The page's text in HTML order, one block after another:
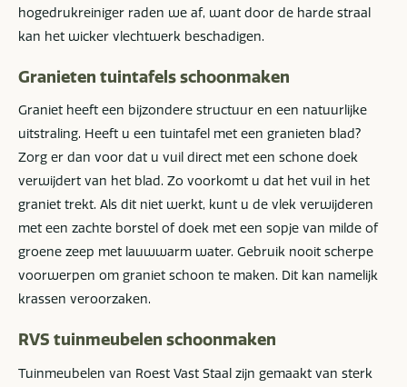
hogedrukreiniger raden we af, want door de harde straal
kan het wicker vlechtwerk beschadigen.
Granieten tuintafels schoonmaken
Graniet heeft een bijzondere structuur en een natuurlijke
uitstraling. Heeft u een tuintafel met een granieten blad?
Zorg er dan voor dat u vuil direct met een schone doek
verwijdert van het blad. Zo voorkomt u dat het vuil in het
graniet trekt. Als dit niet werkt, kunt u de vlek verwijderen
met een zachte borstel of doek met een sopje van milde of
groene zeep met lauwwarm water. Gebruik nooit scherpe
voorwerpen om graniet schoon te maken. Dit kan namelijk
krassen veroorzaken.
RVS tuinmeubelen schoonmaken
Tuinmeubelen van Roest Vast Staal zijn gemaakt van sterk